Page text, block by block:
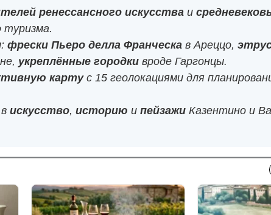
ренессансного искусства и
туризма.
фрески Пьеро делла Франческа в Ареццо,
укреплённые городки вроде Гаргонцы.
картус 15 геолокациями для
вискусство,историю ипейзажи Казентино и